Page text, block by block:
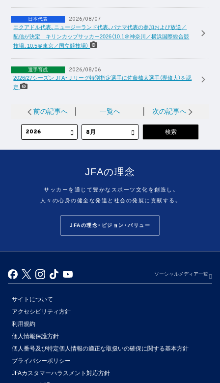
日本代表 2026/08/07
エクアドル代表、ニュージーランド代表、パナマ代表の参加および放送／
配信が決定 キリンカップサッカー2026（10.1＠神奈川／横浜国際総合競
技場、10.5＠東京／国立競技場）
選手育成 2026/08/06
2026/27シーズン JFA・Ｊリーグ特別指定選手に佐藤柚太選手（専修大）を認
定
前の記事へ 一覧へ 次の記事へ
JFAの理念
サッカーを通じて豊かなスポーツ文化を創造し、
人々の心身の健全な発達と社会の発展に貢献する。
JFAの理念・ビジョン・バリュー
ソーシャルメディア一覧
サイトについて
アクセシビリティ方針
利用規約
個人情報保護方針
個人番号及び特定個人情報の適正な取扱いの確保に関する基本方針
プライバシーポリシー
JFAカスタマーハラスメント対応方針